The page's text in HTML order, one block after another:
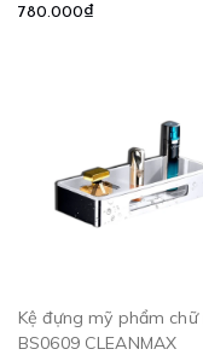
780.000₫
Kệ đựng mỹ phẩm
BS0609 CLEANMAX